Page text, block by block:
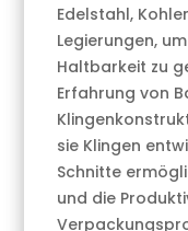
Edelstahl,
Legierungen,
Haltbarkeit zu
Erfahrung von
sie Klingen
Schnitte
und die